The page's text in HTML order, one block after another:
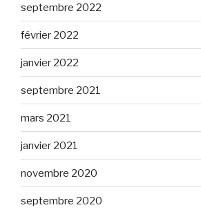
septembre 2022
février 2022
janvier 2022
septembre 2021
mars 2021
janvier 2021
novembre 2020
septembre 2020